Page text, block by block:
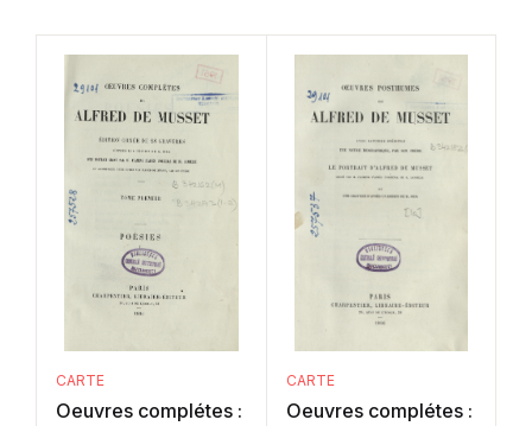
CARTE
Oeuvres complétes :
CARTE
Oeuvres complétes :